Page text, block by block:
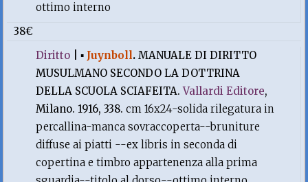
ottimo interno
38€
Diritto |▪ Juynboll.MANUALE DI DIRITTO
MUSULMANO SECONDO LA DOTTRINA
DELLA SCUOLA SCIAFEITA.Vallardi Editore,
Milano. 1916, 338.cm 16x24-solida rilegatura in
percallina-manca sovraccoperta--bruniture
diffuse ai piatti --ex libris in seconda di
copertina e timbro appartenenza alla prima